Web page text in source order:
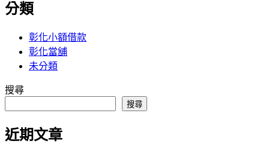
分類
彰化小額借款
彰化當舖
未分類
搜尋
搜尋
近期文章